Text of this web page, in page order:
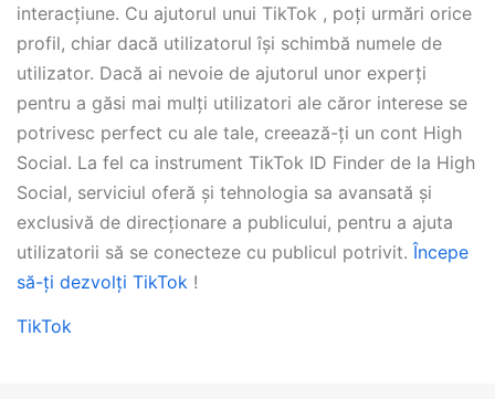
interacțiune. Cu ajutorul unui TikTok , poți urmări orice
profil, chiar dacă utilizatorul își schimbă numele de
utilizator. Dacă ai nevoie de ajutorul unor experți
pentru a găsi mai mulți utilizatori ale căror interese se
potrivesc perfect cu ale tale, creează-ți un cont High
Social. La fel ca instrument TikTok ID Finder de la High
Social, serviciul oferă și tehnologia sa avansată și
exclusivă de direcționare a publicului, pentru a ajuta
utilizatorii să se conecteze cu publicul potrivit. Începe
să-ți dezvolți TikTok !
TikTok